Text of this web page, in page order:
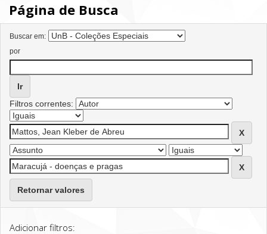
Página de Busca
Buscar em:
por
Filtros correntes:
Retornar valores
Adicionar filtros: